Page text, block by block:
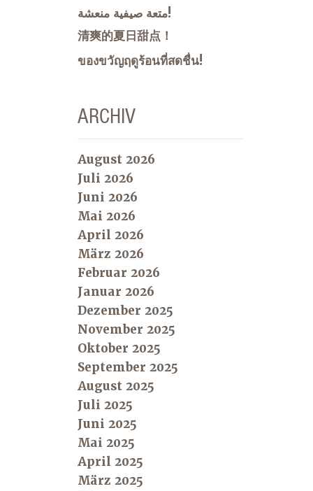
متعة صيفية منعشة!
清爽的夏日甜点！
ของขวัญฤดูร้อนที่สดชื่น!
ARCHIV
August 2026
Juli 2026
Juni 2026
Mai 2026
April 2026
März 2026
Februar 2026
Januar 2026
Dezember 2025
November 2025
Oktober 2025
September 2025
August 2025
Juli 2025
Juni 2025
Mai 2025
April 2025
März 2025